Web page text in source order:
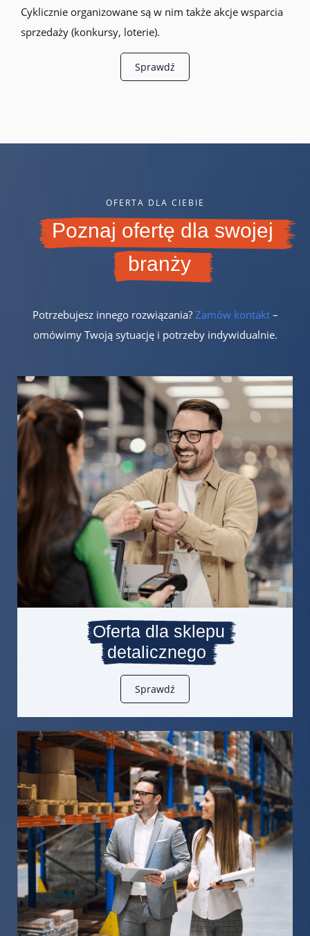
Cyklicznie organizowane są w nim także akcje wsparcia
sprzedaży (konkursy, loterie).
Sprawdź
OFERTA DLA CIEBIE
Poznaj ofertę dla swojej
branży
Potrzebujesz innego rozwiązania? Zamów kontakt–
omówimy Twoją sytuację i potrzeby indywidualnie.
Oferta dla sklepu
detalicznego
Sprawdź